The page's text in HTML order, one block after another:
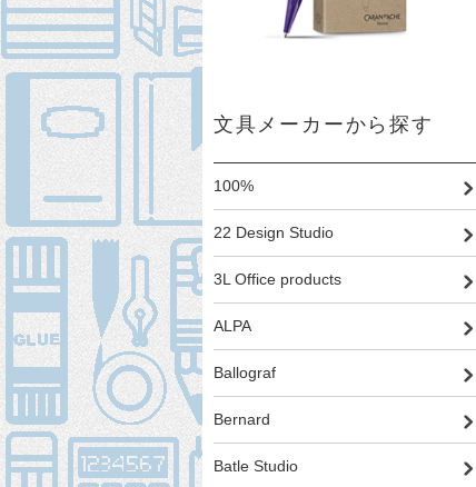
文具メーカーから探す
100%
22 Design Studio
3L Office products
ALPA
Ballograf
Bernard
Batle Studio